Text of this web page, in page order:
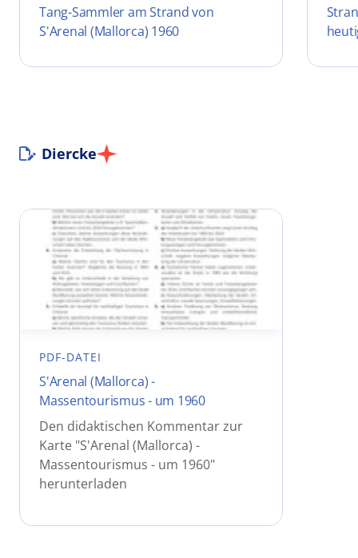
Tang-Sammler am Strand von
S'Arenal (Mallorca) 1960
Diercke
PDF-DATEI
S'Arenal (Mallorca) -
Massentourismus - um 1960
Den didaktischen Kommentar zur
Karte "S'Arenal (Mallorca) -
Massentourismus - um 1960"
herunterladen